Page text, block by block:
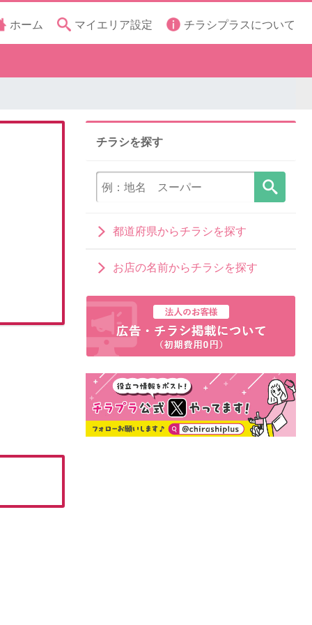
ホーム マイエリア設定 チラシプラスについて
チラシを探す
都道府県からチラシを探す
お店の名前からチラシを探す